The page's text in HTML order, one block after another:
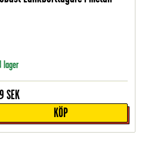
lager
SEK
KÖP